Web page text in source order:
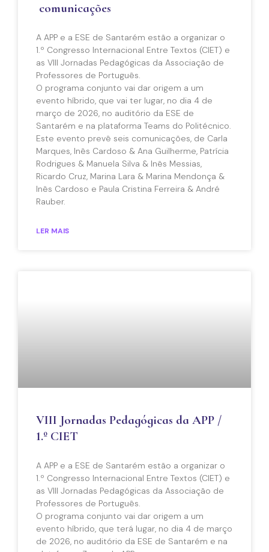
comunicações
A APP e a ESE de Santarém estão a organizar o
1.º Congresso Internacional Entre Textos (CIET) e
as VIII Jornadas Pedagógicas da Associação de
Professores de Português.
O programa conjunto vai dar origem a um
evento híbrido, que vai ter lugar, no dia 4 de
março de 2026, no auditório da ESE de
Santarém e na plataforma Teams do Politécnico.
Este evento prevê seis comunicações, de Carla
Marques, Inês Cardoso & Ana Guilherme, Patrícia
Rodrigues & Manuela Silva & Inês Messias,
Ricardo Cruz, Marina Lara & Marina Mendonça &
Inês Cardoso e Paula Cristina Ferreira & André
Rauber.
LER MAIS
VIII Jornadas Pedagógicas da APP /
1.º CIET
A APP e a ESE de Santarém estão a organizar o
1.º Congresso Internacional Entre Textos (CIET) e
as VIII Jornadas Pedagógicas da Associação de
Professores de Português.
O programa conjunto vai dar origem a um
evento híbrido, que terá lugar, no dia 4 de março
de 2026, no auditório da ESE de Santarém e na